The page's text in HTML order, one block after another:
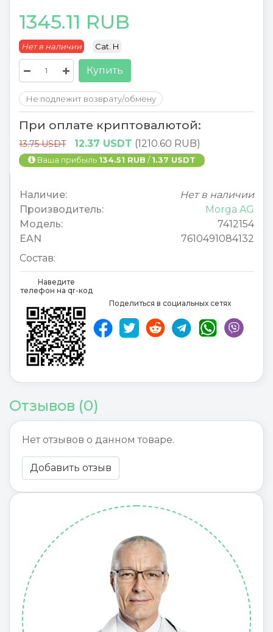
1345.11 RUB
Нет в наличии Cat. H
Купить
Не подлежит возврату/обмену
При оплате криптовалютой:
13.75 USDT 12.37 USDT (1210.60 RUB)
Ваша прибыль 134.51 RUB / 1.37 USDT
Наличие:
Нет в наличии
Производитель:
Morga AG
Модель:
7412154
EAN
7610491084132
Состав:
Наведите
телефон на qr-код
Поделиться в социальных сетях
Отзывов (0)
Нет отзывов о данном товаре.
Добавить отзыв